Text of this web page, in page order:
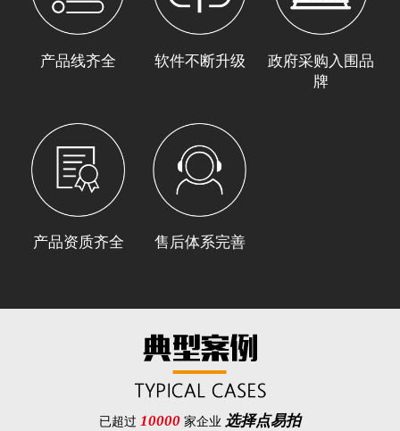
产品线齐全 软件不断升级
政府采购入围品
牌
产品资质齐全 售后体系完善
已超过 10000 家企业 选择点易拍